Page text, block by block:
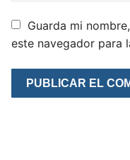
Guarda mi
este navegador para